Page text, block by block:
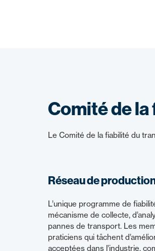
Comité de
Le Comité de la fiabilité du
Réseau de
L’unique programme de
mécanisme de collecte,
pannes de transport. Les
praticiens qui tâchent
acceptées dans l’industrie,